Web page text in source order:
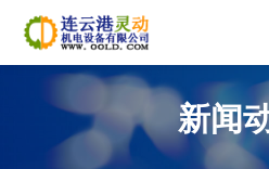
新闻